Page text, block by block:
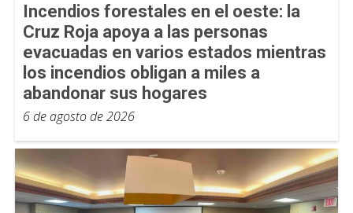
Incendios forestales en el oeste: la
Cruz Roja apoya a las personas
evacuadas en varios estados mientras
los incendios obligan a miles a
abandonar sus hogares
6 de agosto de 2026